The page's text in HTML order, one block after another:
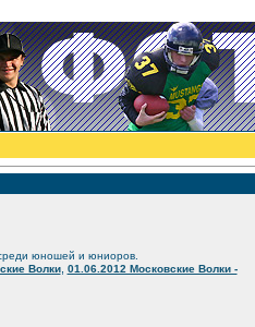
юношей и юниоров.
Волки, 01.06.2012 Московские Волки -